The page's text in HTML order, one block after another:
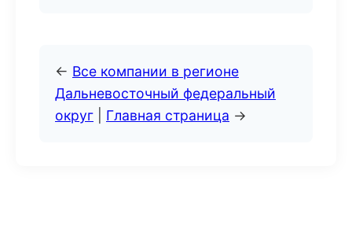
← Все компании в регионе
Дальневосточный федеральный
округ
Главная страница →